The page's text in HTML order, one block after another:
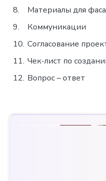
Материалы для
Коммуникации
Согласование
Чек-лист по
Вопрос – ответ